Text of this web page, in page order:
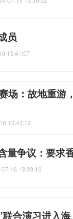
员
13:41:07
场：故地重游
13:43:12
量争议：要求
16 13:39:16
合演习进入